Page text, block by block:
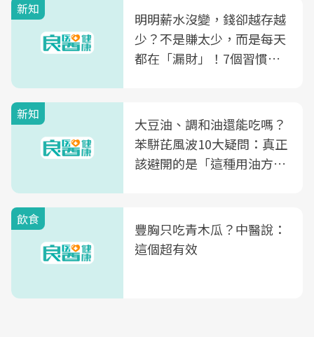
新知
明明薪水沒變，錢卻越存越
少？不是賺太少，而是每天
都在「漏財」！7個習慣一
新知
大豆油、調和油還能吃嗎？
苯駢芘風波10大疑問：真正
該避開的是「這種用油方
飲食
豐胸只吃青木瓜？中醫說：
這個超有效